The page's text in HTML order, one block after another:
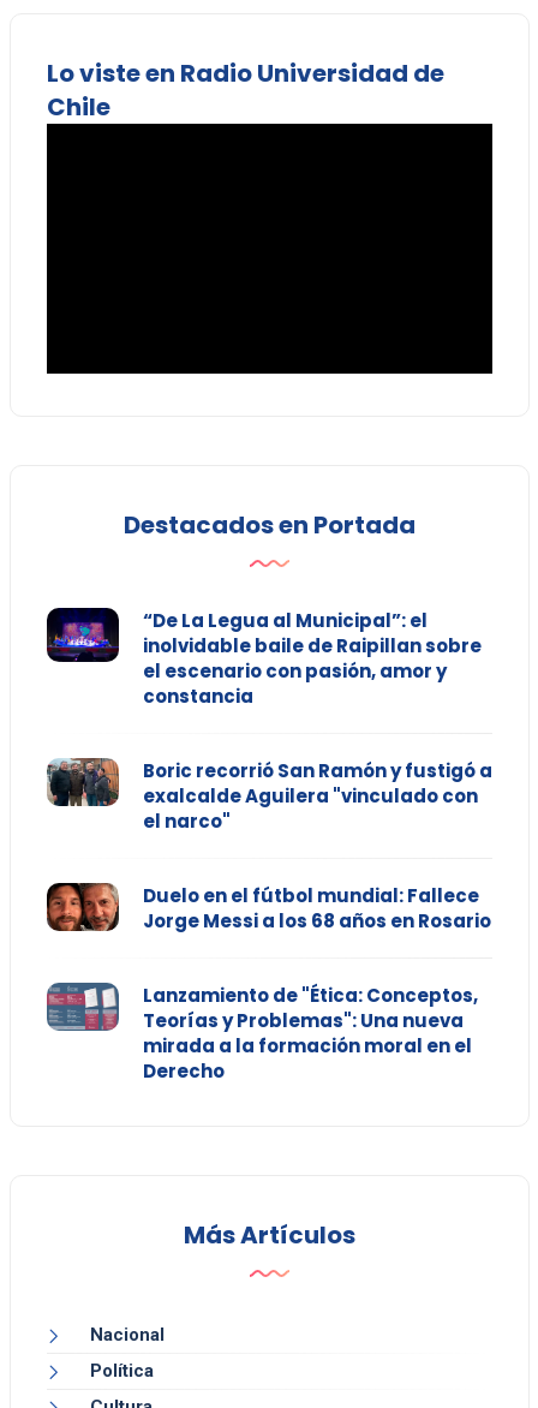
Lo viste en Radio Universidad de
Chile
Destacados en Portada
“De La Legua al Municipal”: el
inolvidable baile de Raipillan sobre
el escenario con pasión, amor y
constancia
Boric recorrió San Ramón y fustigó a
exalcalde Aguilera "vinculado con
el narco"
Duelo en el fútbol mundial: Fallece
Jorge Messi a los 68 años en Rosario
Lanzamiento de "Ética: Conceptos,
Teorías y Problemas": Una nueva
mirada a la formación moral en el
Derecho
Más Artículos
Nacional
Política